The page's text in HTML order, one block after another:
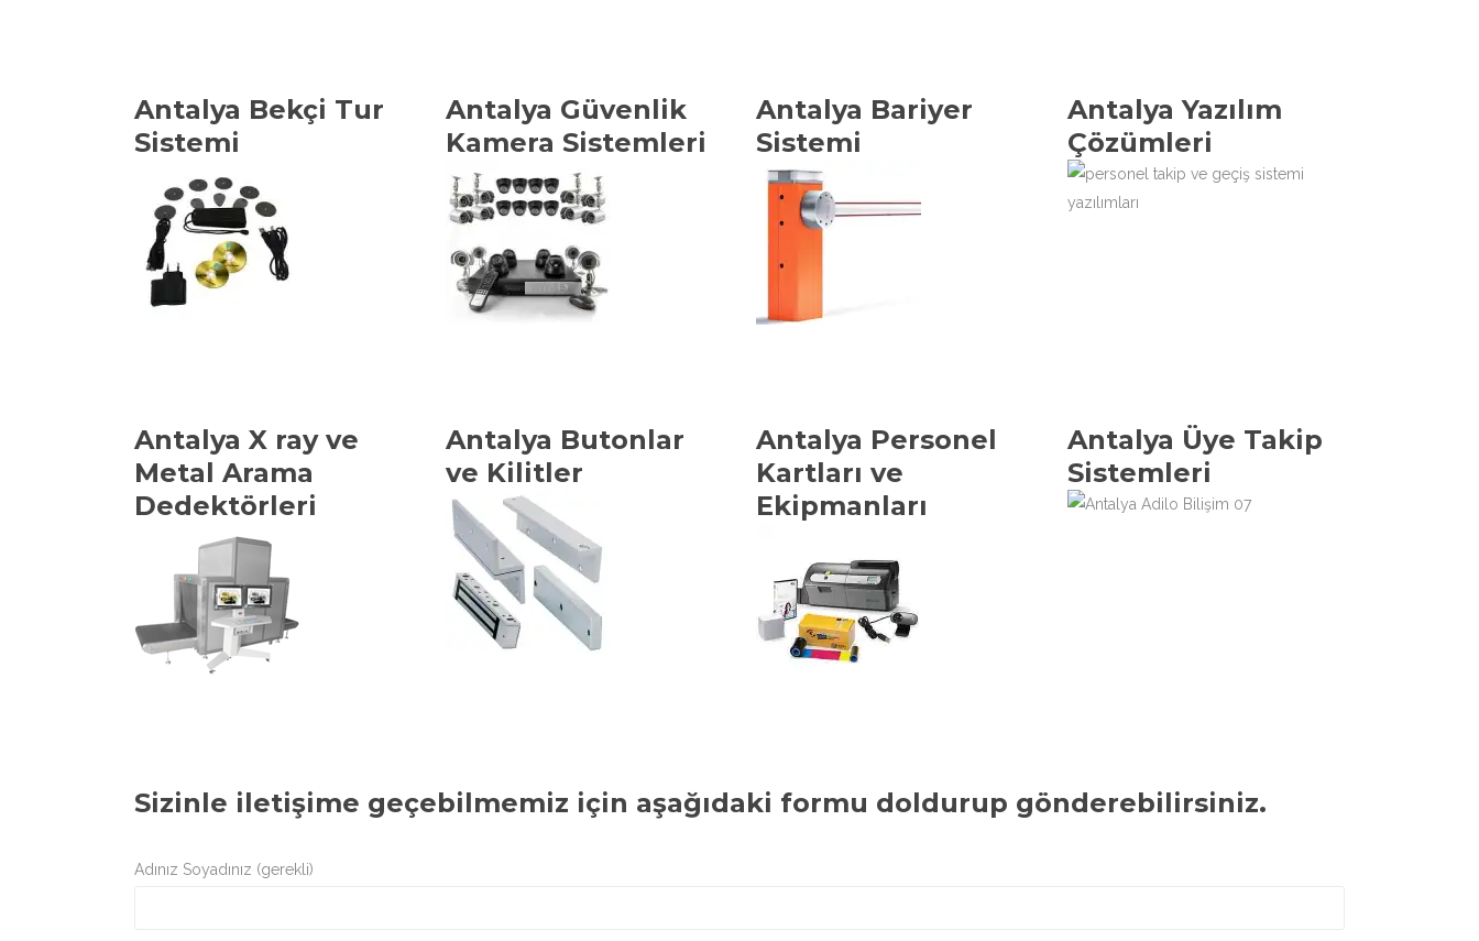
Antalya Bekçi Tur
Sistemi
Antalya Güvenlik
Kamera Sistemleri
Antalya Bariyer
Sistemi
Antalya Yazılım
Çözümleri
Antalya X ray ve
Metal Arama
Dedektörleri
Antalya Butonlar
ve Kilitler
Antalya Personel
Kartları ve
Ekipmanları
Antalya Üye Takip
Sistemleri
Sizinle iletişime geçebilmemiz için aşağıdaki formu doldurup gönderebilirsiniz.
Adınız Soyadınız (gerekli)